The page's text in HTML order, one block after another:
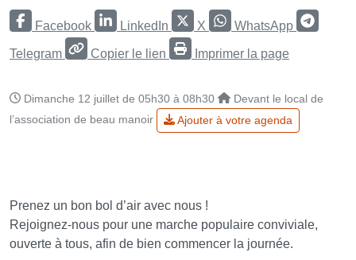
Facebook LinkedIn X WhatsApp
Telegram Copier le lien Imprimer la page
Dimanche 12 juillet de 05h30 à 08h30
Devant le local de
l’association de beau manoir
Ajouter à votre agenda
Prenez un bon bol d’air avec nous !
Rejoignez-nous pour une marche populaire conviviale,
ouverte à tous, afin de bien commencer la journée.